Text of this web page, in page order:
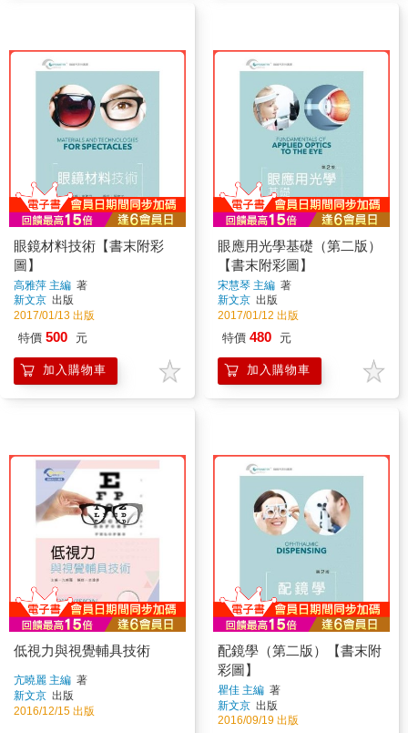
眼鏡材料技術【書末附彩
圖】
高雅萍 主編 著
新文京 出版
2017/01/13 出版
特價 500 元
加入購物車
眼應用光學基礎（第二版）
【書末附彩圖】
宋慧琴 主編 著
新文京 出版
2017/01/12 出版
特價 480 元
加入購物車
低視力與視覺輔具技術
亢曉麗 主編 著
新文京 出版
2016/12/15 出版
配鏡學（第二版）【書末附
彩圖】
瞿佳 主編 著
新文京 出版
2016/09/19 出版